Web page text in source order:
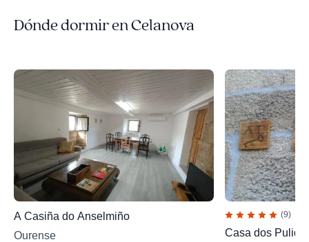
Dónde dormir en Celanova
A Casiña do Anselmiño
Ourense
(9)
Casa dos